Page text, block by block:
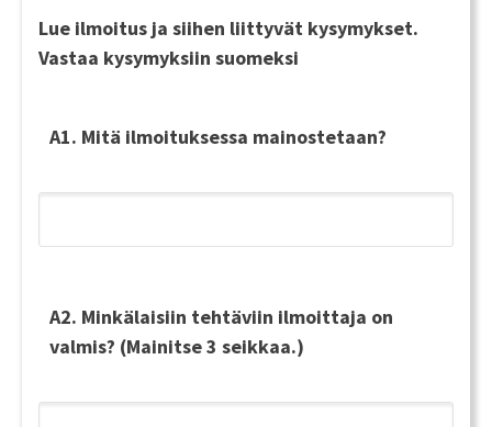
Lue ilmoitus ja siihen liittyvät kysymykset.
Vastaa kysymyksiin suomeksi
A1. Mitä ilmoituksessa mainostetaan?
A2. Minkälaisiin tehtäviin ilmoittaja on
valmis? (Mainitse 3 seikkaa.)